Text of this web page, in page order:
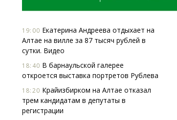
19:00 Екатерина Андреева отдыхает на
Алтае на вилле за 87 тысяч рублей в
сутки. Видео
18:40 В барнаульской галерее
откроется выставка портретов Рублева
18:20 Крайизбирком на Алтае отказал
трем кандидатам в депутаты в
регистрации